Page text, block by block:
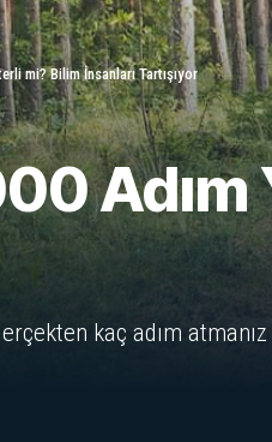
mi? Bilim İnsanları Tartışıyor
Adım
kaç adım